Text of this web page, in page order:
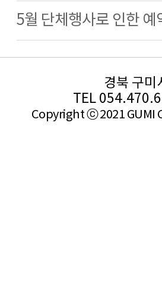
5월 단체행사로 인한 예
경북 구미
TEL
Copyright ⓒ 2021 GUMI